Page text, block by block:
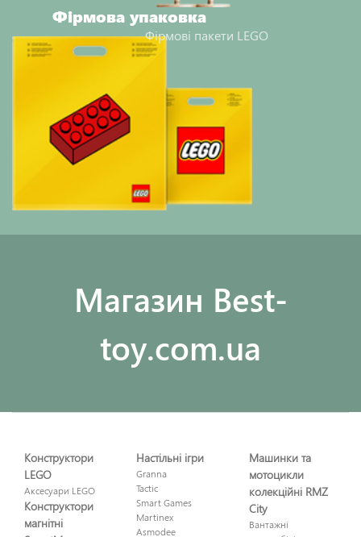
Фірмова упаковка
Фірмові пакети LEGO
Maгазин Best-
toy.com.ua
Конструктори
LEGO
Аксесуари LEGO
Конструктори
магнітні
Настільні ігри
Granna
Tactic
Smart Games
Martinex
Asmodee
Машинки та
мотоцикли
колекційні RMZ
City
Вантажні